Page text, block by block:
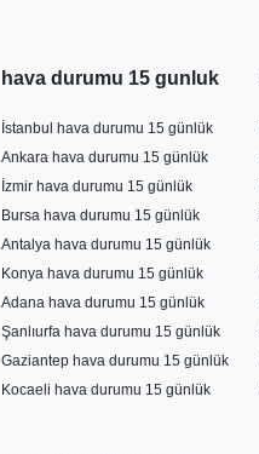
hava durumu 15 gunluk
İstanbul hava durumu 15 günlük
Ankara hava durumu 15 günlük
İzmir hava durumu 15 günlük
Bursa hava durumu 15 günlük
Antalya hava durumu 15 günlük
Konya hava durumu 15 günlük
Adana hava durumu 15 günlük
Şanlıurfa hava durumu 15 günlük
Gaziantep hava durumu 15 günlük
Kocaeli hava durumu 15 günlük